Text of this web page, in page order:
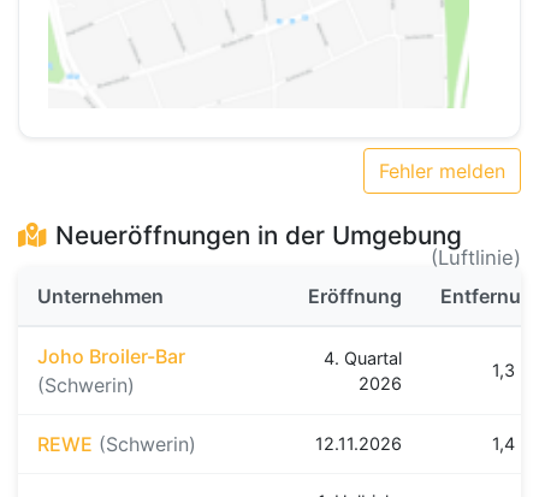
Fehler melden
Neueröffnungen in der Umgebung
(Luftlinie)
Unternehmen
Eröffnung
Joho Broiler-Bar
(Schwerin)
4. Quartal
2026
1,3
REWE (Schwerin) 12.11.2026 1,4